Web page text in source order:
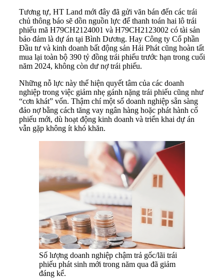
Tương tự, HT Land mới đây đã gửi văn bán đến các trái
chủ thông báo sẽ dồn nguồn lực để thanh toán hai lô trái
phiếu mã H79CH2124001 và H79CH2123002 có tài sản
bảo đảm là dự án tại Bình Dương. Hay Công ty Cổ phần
Đầu tư và kinh doanh bất động sản Hải Phát cũng hoàn tất
mua lại toàn bộ 390 tỷ đồng trái phiếu trước hạn trong cuối
năm 2024, không còn dư nợ trái phiếu.
Những nỗ lực này thể hiện quyết tâm của các doanh
nghiệp trong việc giảm nhẹ gánh nặng trái phiếu cũng như
“cơn khát” vốn. Thậm chí một số doanh nghiệp sẵn sàng
đảo nợ bằng cách tăng vay ngân hàng hoặc phát hành cổ
phiếu mới, dù hoạt động kinh doanh và triển khai dự án
vẫn gặp không ít khó khăn.
Số lượng doanh nghiệp chậm trả gốc/lãi trái
phiếu phát sinh mới trong năm qua đã giảm
đáng kể.